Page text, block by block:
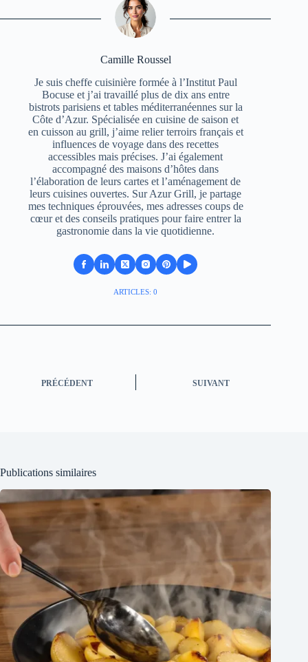
Camille Roussel
Je suis cheffe cuisinière formée à l’Institut Paul
Bocuse et j’ai travaillé plus de dix ans entre
bistrots parisiens et tables méditerranéennes sur la
Côte d’Azur. Spécialisée en cuisine de saison et
en cuisson au grill, j’aime relier terroirs français et
influences de voyage dans des recettes
accessibles mais précises. J’ai également
accompagné des maisons d’hôtes dans
l’élaboration de leurs cartes et l’aménagement de
leurs cuisines ouvertes. Sur Azur Grill, je partage
mes techniques éprouvées, mes adresses coups de
cœur et des conseils pratiques pour faire entrer la
gastronomie dans la vie quotidienne.
ARTICLES: 0
PRÉCÉDENT SUIVANT
Publications similaires